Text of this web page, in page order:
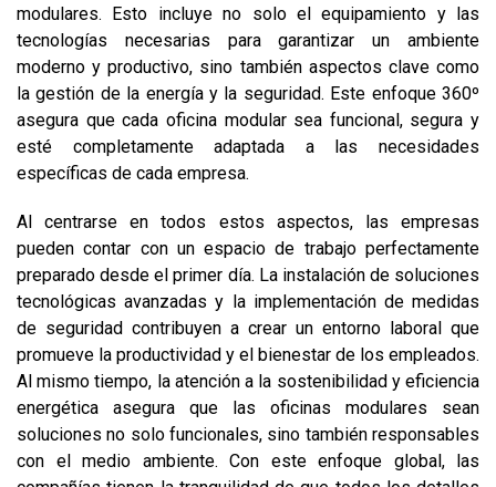
modulares. Esto incluye no solo el equipamiento y las
tecnologías necesarias para garantizar un ambiente
moderno y productivo, sino también aspectos clave como
la gestión de la energía y la seguridad. Este enfoque 360º
asegura que cada oficina modular sea funcional, segura y
esté completamente adaptada a las necesidades
específicas de cada empresa.
Al centrarse en todos estos aspectos, las empresas
pueden contar con un espacio de trabajo perfectamente
preparado desde el primer día. La instalación de soluciones
tecnológicas avanzadas y la implementación de medidas
de seguridad contribuyen a crear un entorno laboral que
promueve la productividad y el bienestar de los empleados.
Al mismo tiempo, la atención a la sostenibilidad y eficiencia
energética asegura que las oficinas modulares sean
soluciones no solo funcionales, sino también responsables
con el medio ambiente. Con este enfoque global, las